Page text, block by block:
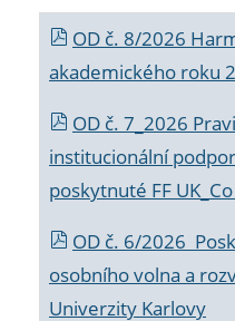
OD č. 8/2026
akademického roku
OD č. 7_2026
institucionální
poskytnuté FF
OD č. 6/2026
osobního volna a
Univerzity Karlovy